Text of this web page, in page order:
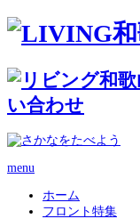
menu
ホーム
フロント特集